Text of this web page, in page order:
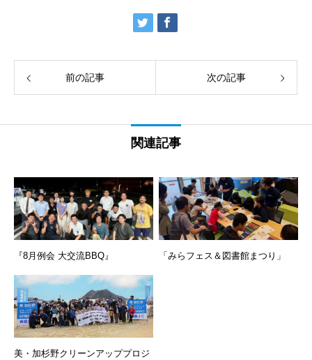
前の記事 次の記事
関連記事
『8月例会 大交流BBQ』 「みらフェス＆図書館まつり」
美・加杉野クリーンアッププロジ